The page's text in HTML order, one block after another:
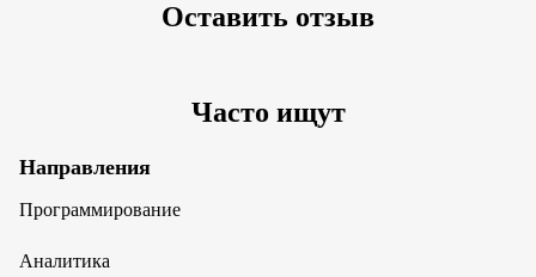
Оставить отзыв
Часто ищут
Направления
Программирование
Аналитика